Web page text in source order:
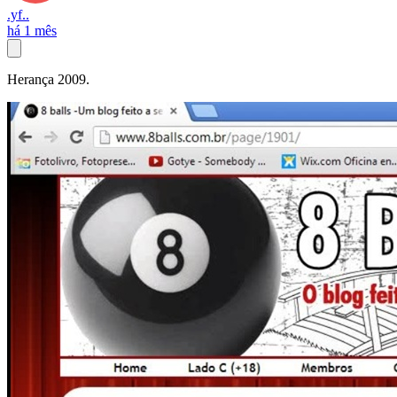
.yf..
há 1 mês
Herança 2009.